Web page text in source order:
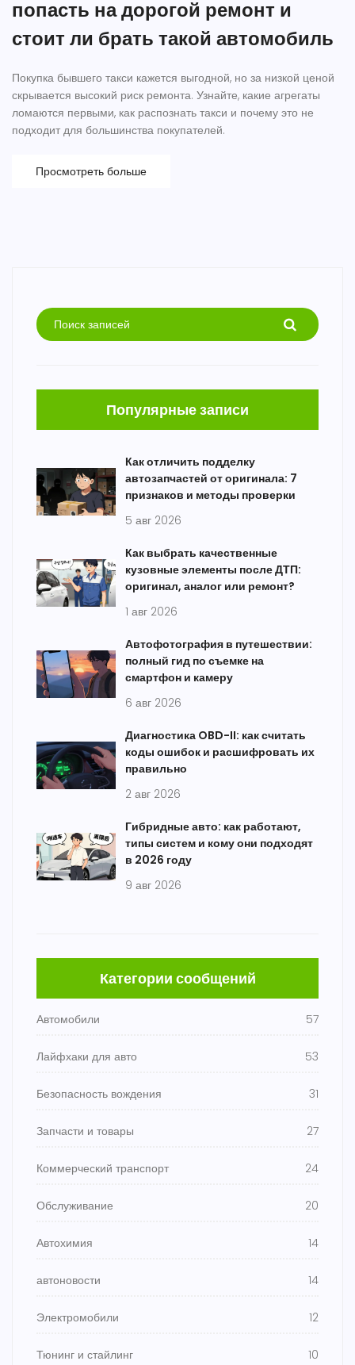
попасть на дорогой ремонт и
стоит ли брать такой автомобиль
Покупка бывшего такси кажется выгодной, но за низкой ценой
скрывается высокий риск ремонта. Узнайте, какие агрегаты
ломаются первыми, как распознать такси и почему это не
подходит для большинства покупателей.
Просмотреть больше
Популярные записи
Как отличить подделку
автозапчастей от оригинала: 7
признаков и методы проверки
5 авг 2026
Как выбрать качественные
кузовные элементы после ДТП:
оригинал, аналог или ремонт?
1 авг 2026
Автофотография в путешествии:
полный гид по съемке на
смартфон и камеру
6 авг 2026
Диагностика OBD-II: как считать
коды ошибок и расшифровать их
правильно
2 авг 2026
Гибридные авто: как работают,
типы систем и кому они подходят
в 2026 году
9 авг 2026
Категории сообщений
Автомобили 57
Лайфхаки для авто 53
Безопасность вождения 31
Запчасти и товары 27
Коммерческий транспорт 24
Обслуживание 20
Автохимия 14
автоновости 14
Электромобили 12
Тюнинг и стайлинг 10